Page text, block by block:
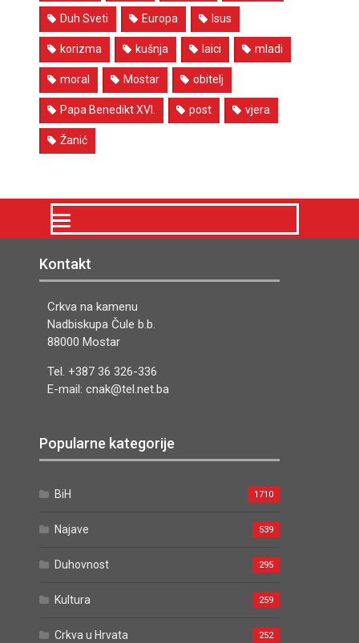
Duh Sveti Europa Isus
korizma kušnja laici mladi
moral Mostar obitelj
Papa Benedikt XVI. post vjera
Žanić
Kontakt
Crkva na kamenu
Nadbiskupa Čule b.b.
88000 Mostar
Tel. +387 36 326-336
E-mail: cnak@tel.net.ba
Popularne kategorije
BiH 1710
Najave 539
Duhovnost 295
Kultura 259
Crkva u Hrvata 252